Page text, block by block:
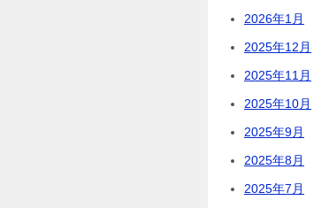
2026年1月
2025年12月
2025年11月
2025年10月
2025年9月
2025年8月
2025年7月